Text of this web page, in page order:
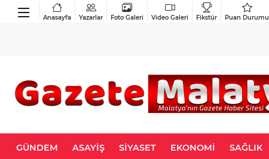
Anasayfa Yazarlar Foto Galeri Video Galeri Fikstür Puan Durumu
GÜNDEM ASAYİŞ SİYASET EKONOMİ SAĞLIK